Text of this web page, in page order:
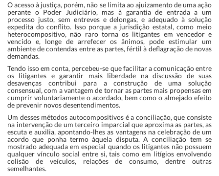
O acesso à justiça, porém, não se limita ao ajuizamento de uma ação
perante o Poder Judiciário, mas à garantia de entrada a um
processo justo, sem entreves e delongas, e adequado à solução
expedita do conflito. Isso porque a jurisdição estatal, como meio
heterocompositivo, não raro torna os litigantes em vencedor e
vencido e, longe de arrefecer os ânimos, pode estimular um
ambiente de contendas entre as partes, fértil à deflagração de novas
demandas.
Tendo isso em conta, percebeu-se que facilitar a comunicação entre
os litigantes e garantir mais liberdade na discussão de suas
desavenças contribui para a construção de uma solução
consensual, com a vantagem de tornar as partes mais propensas em
cumprir voluntariamente o acordado, bem como o almejado efeito
de prevenir novos desentendimentos.
Um desses métodos autocompositivos é a conciliação, que consiste
na intervenção de um terceiro imparcial que aproxima as partes, as
escuta e auxilia, apontando-lhes as vantagens na celebração de um
acordo que ponha termo àquela disputa. A conciliação tem se
mostrado adequada em especial quando os litigantes não possuem
qualquer vínculo social entre si, tais como em litígios envolvendo
colisão de veículos, relações de consumo, dentre outras
semelhantes.